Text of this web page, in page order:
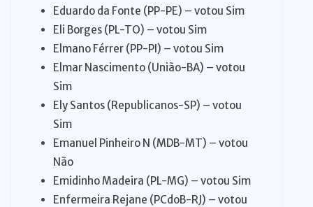
Eduardo da Fonte (PP-PE) – votou Sim
Eli Borges (PL-TO) – votou Sim
Elmano Férrer (PP-PI) – votou Sim
Elmar Nascimento (União-BA) – votou
Sim
Ely Santos (Republicanos-SP) – votou
Sim
Emanuel Pinheiro N (MDB-MT) – votou
Não
Emidinho Madeira (PL-MG) – votou Sim
Enfermeira Rejane (PCdoB-RJ) – votou